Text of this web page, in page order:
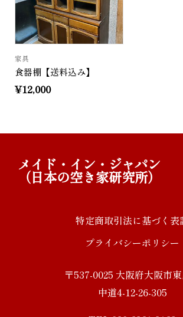
家具
食器棚【送料込み】
¥12,000
メイド・イン・ジャパン
（日本の空き家研究所）
特定商取引法に基づく表
プライバシーポリシー
〒537-0025 大阪府大阪市
中道4-12-26-305